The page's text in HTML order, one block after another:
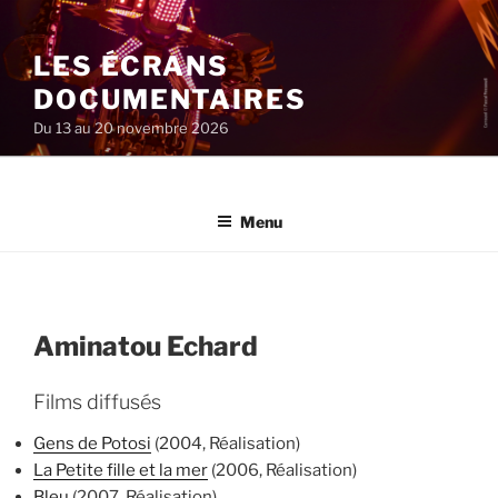
au
contenu
principal
LES ÉCRANS
DOCUMENTAIRES
Du 13 au 20 novembre 2026
Menu
Aminatou Echard
Films diffusés
Gens de Potosi (2004, Réalisation)
La Petite fille et la mer (2006, Réalisation)